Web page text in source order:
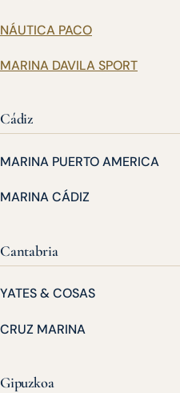
NÁUTICA PACO
MARINA DAVILA SPORT
Cádiz
MARINA PUERTO AMERICA
MARINA CÁDIZ
Cantabria
YATES & COSAS
CRUZ MARINA
Gipuzkoa